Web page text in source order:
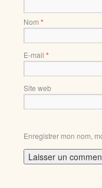
Nom *
E-mail *
Site web
Enregistrer mon nom,